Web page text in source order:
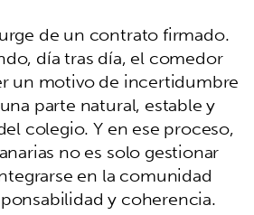
de un contrato firmado.
día tras día, el comedor
un motivo de incertidumbre
parte natural, estable y
colegio. Y en ese proceso,
no es solo gestionar
en la comunidad
y coherencia.